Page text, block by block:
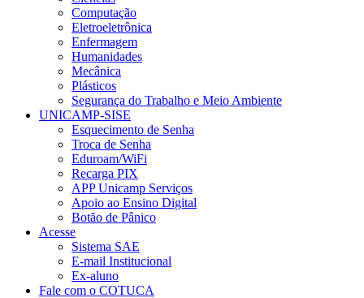
Computação
Eletroeletrônica
Enfermagem
Humanidades
Mecânica
Plásticos
Segurança do Trabalho e Meio Ambiente
UNICAMP-SISE
Esquecimento de Senha
Troca de Senha
Eduroam/WiFi
Recarga PIX
APP Unicamp Serviços
Apoio ao Ensino Digital
Botão de Pânico
Acesse
Sistema SAE
E-mail Institucional
Ex-aluno
Fale com o COTUCA